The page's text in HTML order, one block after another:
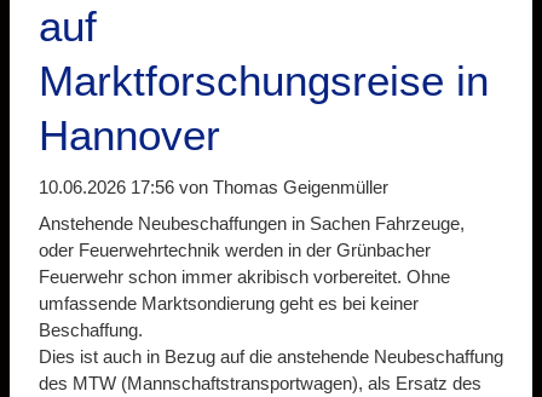
auf
Marktforschungsreise in
Hannover
10.06.2026 17:56 von Thomas Geigenmüller
Anstehende Neubeschaffungen in Sachen Fahrzeuge,
oder Feuerwehrtechnik werden in der Grünbacher
Feuerwehr schon immer akribisch vorbereitet. Ohne
umfassende Marktsondierung geht es bei keiner
Beschaffung.
Dies ist auch in Bezug auf die anstehende Neubeschaffung
des MTW (Mannschaftstransportwagen), als Ersatz des